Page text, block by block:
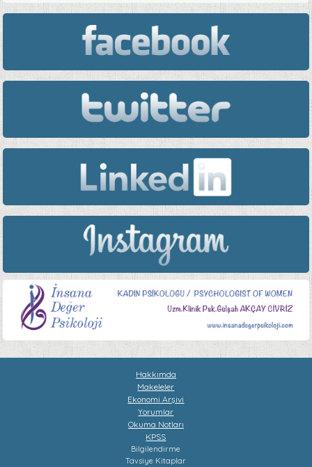
Hakkımda
Makeleler
Ekonomi Arşivi
Yorumlar
Okuma Notları
KPSS
Bilgilendirme
Tavsiye Kitaplar